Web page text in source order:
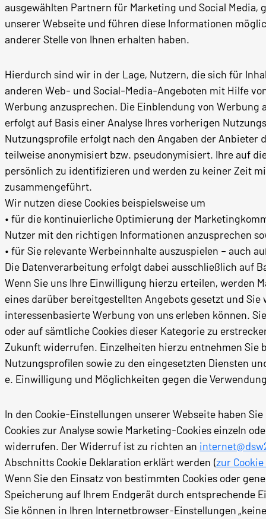
ausgewählten Partnern für Marketing und Social
unserer Webseite und führen diese Informationen
anderer Stelle von Ihnen erhalten haben.
Hierdurch sind wir in der Lage, Nutzern, die sich für
anderen Web- und Social-Media-Angeboten mit Hilfe
Werbung anzusprechen. Die Einblendung von
erfolgt auf Basis einer Analyse Ihres vorherigen
Nutzungsprofile erfolgt nach den Angaben der
teilweise anonymisiert bzw. pseudonymisiert. Ihre auf
persönlich zu identifizieren und werden zu keiner Zeit
zusammengeführt.
Wir nutzen diese Cookies beispielsweise um
• für die kontinuierliche Optimierung der
Nutzer mit den richtigen Informationen anzusprechen
• für Sie relevante Werbeinnhalte auszuspielen – auch
Die Datenverarbeitung erfolgt dabei ausschließlich auf
Wenn Sie uns Ihre Einwilligung hierzu erteilen, werden
eines darüber bereitgestellten Angebots gesetzt und
interessenbasierte Werbung von uns erleben können.
oder auf sämtliche Cookies dieser Kategorie zu
Zukunft widerrufen. Einzelheiten hierzu entnehmen
Nutzungsprofilen sowie zu den eingesetzten Diensten
e. Einwilligung und Möglichkeiten gegen die
In den Cookie-Einstellungen unserer Webseite haben
Cookies zur Analyse sowie Marketing-Cookies einzeln
widerrufen. Der Widerruf ist zu richten an
Abschnitts Cookie Deklaration erklärt werden (zur
Wenn Sie den Einsatz von bestimmten Cookies oder
Speicherung auf Ihrem Endgerät durch entsprechende
Sie können in Ihren Internetbrowser-Einstellungen